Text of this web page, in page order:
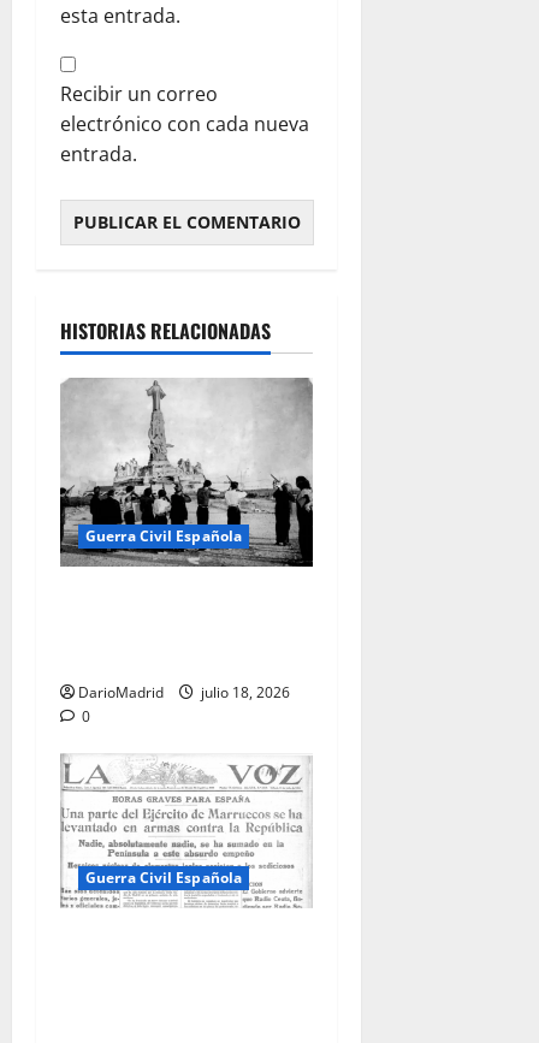
esta entrada.
Recibir un correo
electrónico con cada nueva
entrada.
HISTORIAS RELACIONADAS
Guerra Civil Española
DarioMadrid
julio 18, 2026
0
Guerra Civil Española